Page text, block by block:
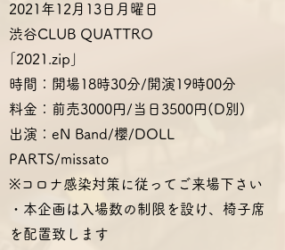
2021年12月13日月曜日
渋谷CLUB QUATTRO
｢2021.zip｣
時間：開場18時30分/開演19時00分
料金：前売3000円/当日3500円(D別)
出演：eN Band/櫻/DOLL
PARTS/missato
※コロナ感染対策に従ってご来場下さい
・本企画は入場数の制限を設け、椅子席
を配置致します